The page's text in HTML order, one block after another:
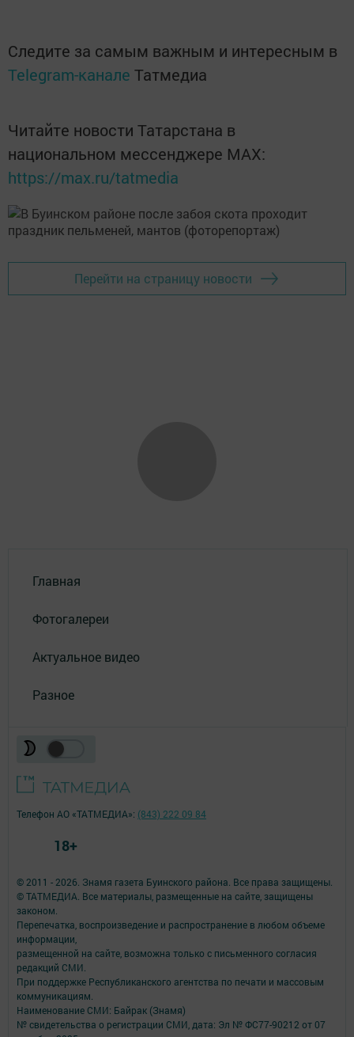
Следите за самым важным и интересным в
Telegram-канале Татмедиа
Читайте новости Татарстана в
национальном мессенджере MАХ:
https://max.ru/tatmedia
Перейти на страницу новости
Главная
Фотогалереи
Актуальное видео
Разное
© 2011 - 2026. Знамя газета Буинского района. Все права защищены.
© ТАТМЕДИА. Все материалы, размещенные на сайте, защищены
законом.
Перепечатка, воспроизведение и распространение в любом объеме
информации,
размещенной на сайте, возможна только с письменного согласия
редакций СМИ.
При поддержке Республиканского агентства по печати и массовым
коммуникациям.
Наименование СМИ: Байрак (Знамя)
№ свидетельства о регистрации СМИ, дата: Эл № ФС77-90212 от 07
Телефон АО «ТАТМЕДИА»: (843) 222 09 84
18+